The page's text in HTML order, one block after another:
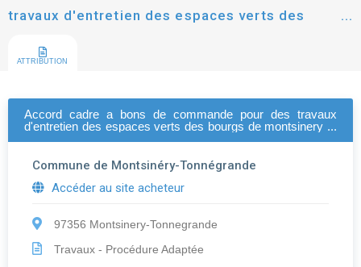
travaux d'entretien des espaces verts des
ATTRIBUTION
Accord cadre a bons de commande pour des travaux
d'entretien des espaces verts des bourgs de montsinery et
Commune de Montsinéry-Tonnégrande
Accéder au site acheteur
97356 Montsinery-Tonnegrande
Travaux - Procédure Adaptée